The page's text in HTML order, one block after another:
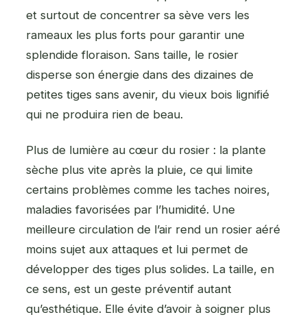
et surtout de concentrer sa sève vers les
rameaux les plus forts pour garantir une
splendide floraison. Sans taille, le rosier
disperse son énergie dans des dizaines de
petites tiges sans avenir, du vieux bois lignifié
qui ne produira rien de beau.
Plus de lumière au cœur du rosier : la plante
sèche plus vite après la pluie, ce qui limite
certains problèmes comme les taches noires,
maladies favorisées par l’humidité. Une
meilleure circulation de l’air rend un rosier aéré
moins sujet aux attaques et lui permet de
développer des tiges plus solides. La taille, en
ce sens, est un geste préventif autant
qu’esthétique. Elle évite d’avoir à soigner plus